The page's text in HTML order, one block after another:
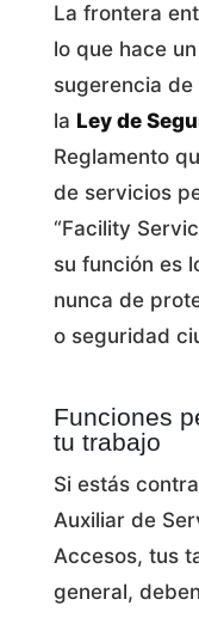
La frontera
lo que hace
sugerencia
la Ley de
Reglamento
de servicios
“Facility
su función es
nunca de
o seguridad
Funciones
tu trabajo
Si estás
Auxiliar de
Accesos, tus
general,